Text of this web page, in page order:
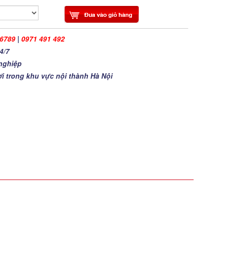
|0971 491 492
7
trong khu vực nội thành Hà Nội